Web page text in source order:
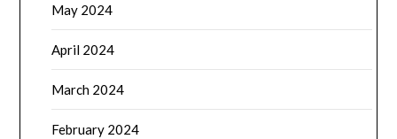
May 2024
April 2024
March 2024
February 2024